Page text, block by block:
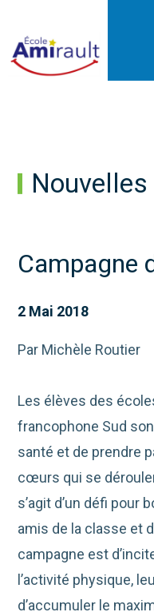
Nouvelles
Campagne
2 Mai 2018
Par Michèle Routier
Les élèves des
francophone Sud
santé et de prendre
cœurs qui se
s’agit d’un défi pour
amis de la classe et
campagne est
l’activité physique,
d’accumuler le